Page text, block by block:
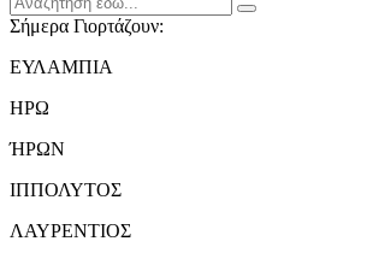
Σήμερα Γιορτάζουν:
ΕΥΛΑΜΠΙΑ
ΗΡΩ
ΉΡΩΝ
ΙΠΠΟΛΥΤΟΣ
ΛΑΥΡΕΝΤΙΟΣ